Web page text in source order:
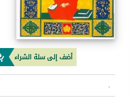
أضف إلى سلة الشراء
.